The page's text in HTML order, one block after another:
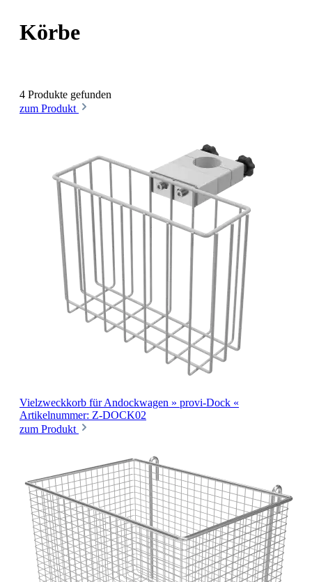
Körbe
4 Produkte gefunden
zum Produkt
Vielzweckkorb für Andockwagen » provi-Dock «
Artikelnummer: Z-DOCK02
zum Produkt